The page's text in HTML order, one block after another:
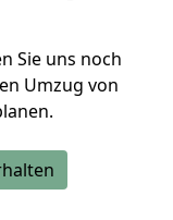
Sie uns noch
Umzug von